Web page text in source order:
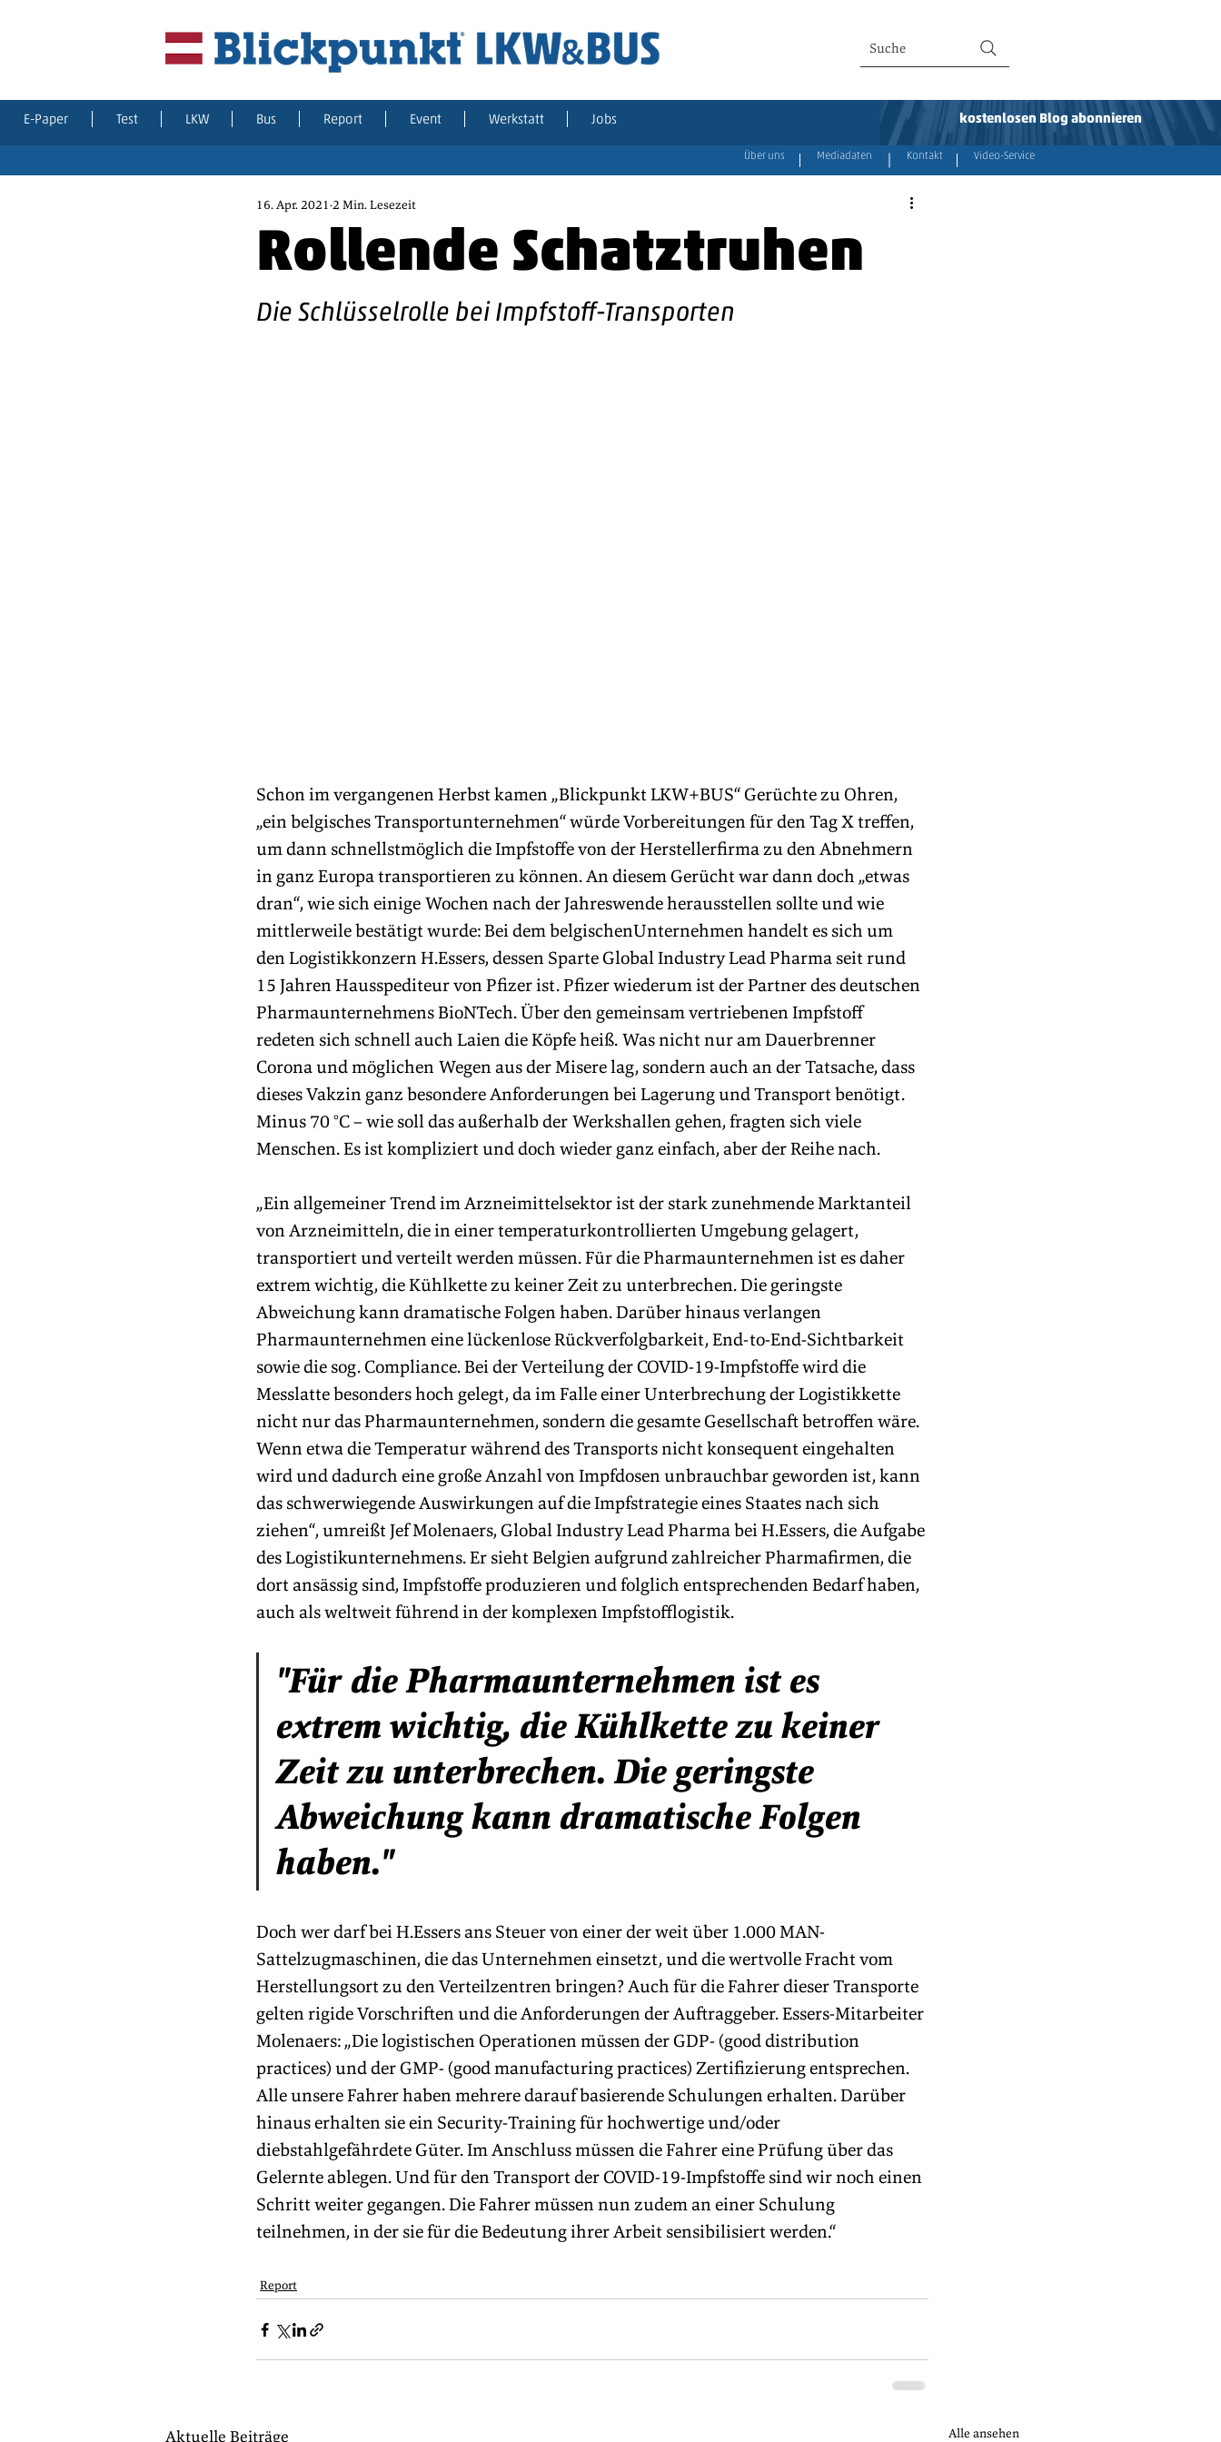
Suche
E-Paper Test LKW Bus Report Event Werkstatt Jobs kostenlosen Blog abonnieren
Rollende Schatztruhen
16. Apr. 2021 2 Min. Lesezeit
Die Schlüsselrolle bei Impfstoff-Transporten
Schon im vergangenen Herbst kamen „Blickpunkt LKW+BUS“ Gerüchte zu Ohren,
„ein belgisches Transportunternehmen“ würde Vorbereitungen für den Tag X treffen,
um dann schnellstmöglich die Impfstoffe von der Herstellerfirma zu den Abnehmern
in ganz Europa transportieren zu können. An diesem Gerücht war dann doch „etwas
dran“, wie sich einige Wochen nach der Jahreswende herausstellen sollte und wie
mittlerweile bestätigt wurde: Bei dem belgischenUnternehmen handelt es sich um
den Logistikkonzern H.Essers, dessen Sparte Global Industry Lead Pharma seit rund
15 Jahren Hausspediteur von Pfizer ist. Pfizer wiederum ist der Partner des deutschen
Pharmaunternehmens BioNTech. Über den gemeinsam vertriebenen Impfstoff
redeten sich schnell auch Laien die Köpfe heiß. Was nicht nur am Dauerbrenner
Corona und möglichen Wegen aus der Misere lag, sondern auch an der Tatsache, dass
dieses Vakzin ganz besondere Anforderungen bei Lagerung und Transport benötigt.
Minus 70 °C – wie soll das außerhalb der Werkshallen gehen, fragten sich viele
Menschen. Es ist kompliziert und doch wieder ganz einfach, aber der Reihe nach.
„Ein allgemeiner Trend im Arzneimittelsektor ist der stark zunehmende Marktanteil
von Arzneimitteln, die in einer temperaturkontrollierten Umgebung gelagert,
transportiert und verteilt werden müssen. Für die Pharmaunternehmen ist es daher
extrem wichtig, die Kühlkette zu keiner Zeit zu unterbrechen. Die geringste
Abweichung kann dramatische Folgen haben. Darüber hinaus verlangen
Pharmaunternehmen eine lückenlose Rückverfolgbarkeit, End-to-End-Sichtbarkeit
sowie die sog. Compliance. Bei der Verteilung der COVID-19-Impfstoffe wird die
Messlatte besonders hoch gelegt, da im Falle einer Unterbrechung der Logistikkette
nicht nur das Pharmaunternehmen, sondern die gesamte Gesellschaft betroffen wäre.
Wenn etwa die Temperatur während des Transports nicht konsequent eingehalten
wird und dadurch eine große Anzahl von Impfdosen unbrauchbar geworden ist, kann
das schwerwiegende Auswirkungen auf die Impfstrategie eines Staates nach sich
ziehen“, umreißt Jef Molenaers, Global Industry Lead Pharma bei H.Essers, die Aufgabe
des Logistikunternehmens. Er sieht Belgien aufgrund zahlreicher Pharmafirmen, die
dort ansässig sind, Impfstoffe produzieren und folglich entsprechenden Bedarf haben,
auch als weltweit führend in der komplexen Impfstofflogistik.
"Für die Pharmaunternehmen ist es
extrem wichtig, die Kühlkette zu keiner
Zeit zu unterbrechen. Die geringste
Abweichung kann dramatische Folgen
haben."
Doch wer darf bei H.Essers ans Steuer von einer der weit über 1.000 MAN-
Sattelzugmaschinen, die das Unternehmen einsetzt, und die wertvolle Fracht vom
Herstellungsort zu den Verteilzentren bringen? Auch für die Fahrer dieser Transporte
gelten rigide Vorschriften und die Anforderungen der Auftraggeber. Essers-Mitarbeiter
Molenaers: „Die logistischen Operationen müssen der GDP- (good distribution
practices) und der GMP- (good manufacturing practices) Zertifizierung entsprechen.
Alle unsere Fahrer haben mehrere darauf basierende Schulungen erhalten. Darüber
hinaus erhalten sie ein Security-Training für hochwertige und/oder
diebstahlgefährdete Güter. Im Anschluss müssen die Fahrer eine Prüfung über das
Gelernte ablegen. Und für den Transport der COVID-19-Impfstoffe sind wir noch einen
Schritt weiter gegangen. Die Fahrer müssen nun zudem an einer Schulung
teilnehmen, in der sie für die Bedeutung ihrer Arbeit sensibilisiert werden.“
Report
Aktuelle Beiträge Alle ansehen
Über uns Mediadaten Kontakt Video-Service